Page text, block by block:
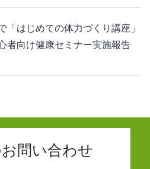
「はじめての体力づくり講座」
者向け健康セミナー実施報告
問い合わせ